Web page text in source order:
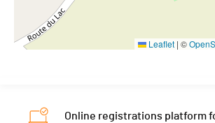
Leaflet | ©
Online registrations platform